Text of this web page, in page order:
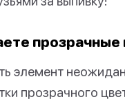
прозрачные
элемент
прозрачного